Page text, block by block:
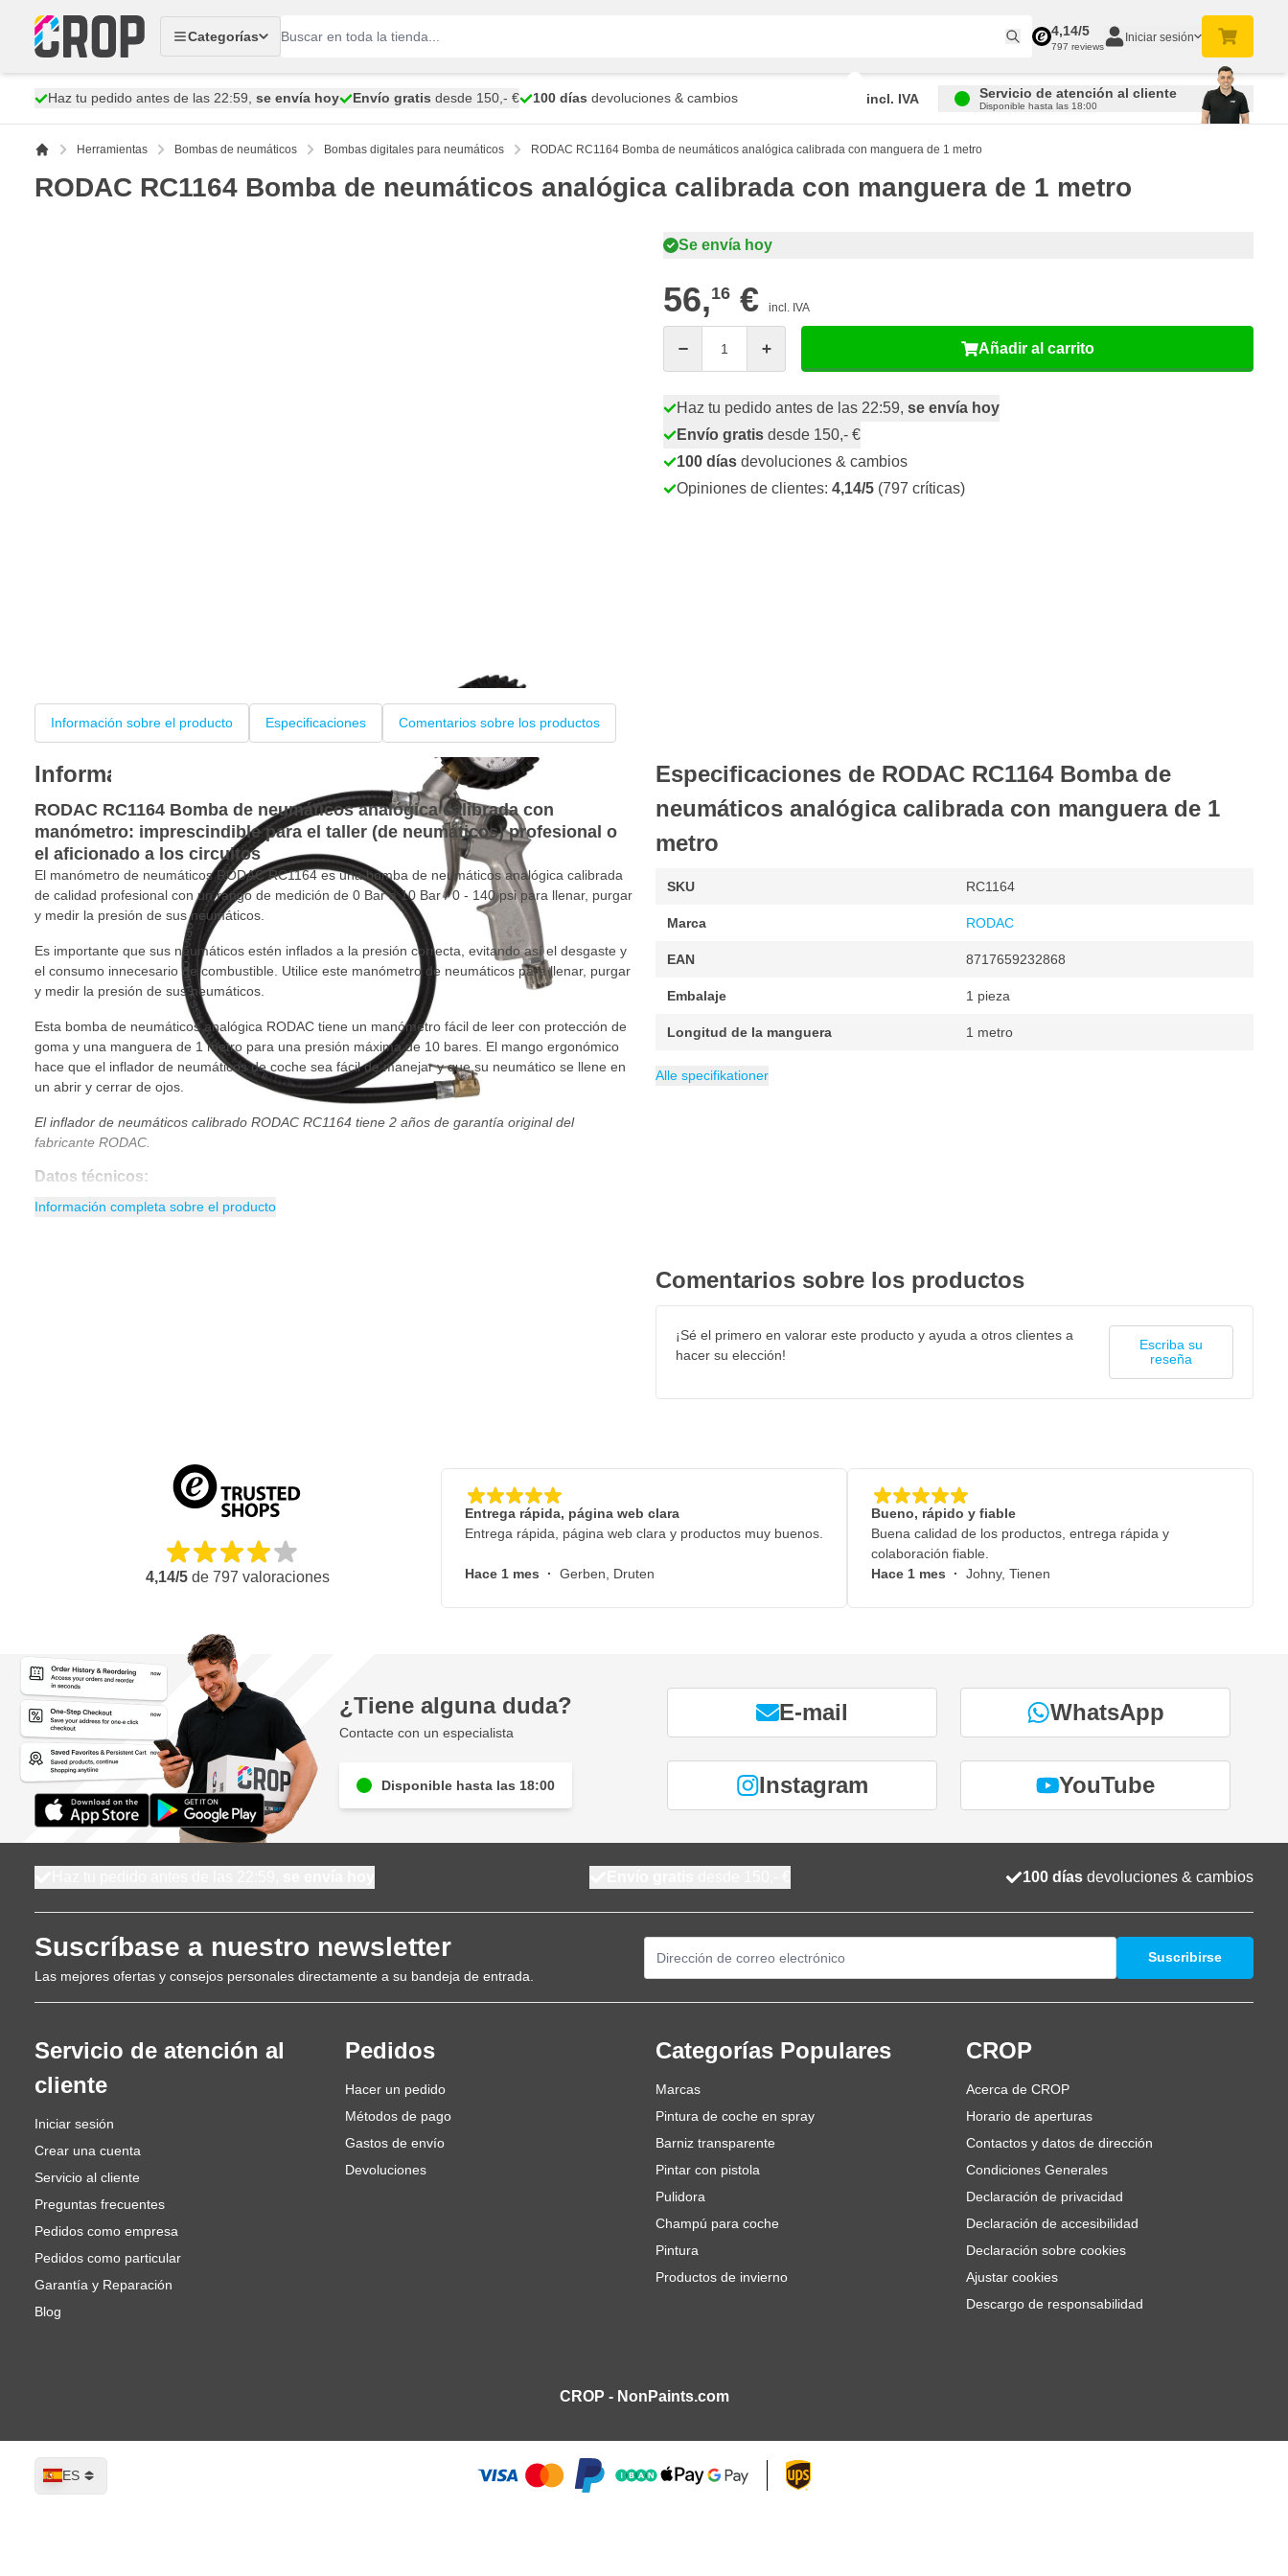
Categorías
4,14/5
797 reviews
Iniciar sesión
Haz tu pedido antes de las 22:59, se envía hoy Envío gratis desde 150,- € 100 días devoluciones & cambios incl. IVA Servicio de atención al cliente
Disponible hasta las 18:00
Herramientas Bombas de neumáticos Bombas digitales para neumáticos RODAC RC1164 Bomba de neumáticos analógica calibrada con manguera de 1 metro
RODAC RC1164 Bomba de neumáticos analógica calibrada con manguera de 1 metro
Se envía hoy
56,16 € incl. IVA
Añadir al carrito
Haz tu pedido antes de las 22:59, se envía hoy
Envío gratis desde 150,- €
100 días devoluciones & cambios
Opiniones de clientes: 4,14/5 (797 críticas)
Información sobre el producto Especificaciones Comentarios sobre los productos
Información sobre el producto
RODAC RC1164 Bomba de neumáticos analógica calibrada con
manómetro: imprescindible para el taller (de neumáticos) profesional o
el aficionado a los circuitos
El manómetro de neumáticos RODAC RC1164 es una bomba de neumáticos analógica calibrada
de calidad profesional con un rango de medición de 0 Bar a 10 Bar / 0 - 140 psi para llenar, purgar
y medir la presión de sus neumáticos.
Es importante que sus neumáticos estén inflados a la presión correcta, evitando así el desgaste y
el consumo innecesario de combustible. Utilice este manómetro de neumáticos para llenar, purgar
y medir la presión de sus neumáticos.
Esta bomba de neumáticos analógica RODAC tiene un manómetro fácil de leer con protección de
goma y una manguera de 1 metro para una presión máxima de 10 bares. El mango ergonómico
hace que el inflador de neumáticos de coche sea fácil de manejar y que su neumático se llene en
un abrir y cerrar de ojos.
El inflador de neumáticos calibrado RODAC RC1164 tiene 2 años de garantía original del
fabricante RODAC.
Datos técnicos:
Conexión de aire BSP: 1/4
Garantía: 24 meses
Información completa sobre el producto
Especificaciones de RODAC RC1164 Bomba de
neumáticos analógica calibrada con manguera de 1
metro
SKU RC1164
Marca RODAC
EAN 8717659232868
Embalaje 1 pieza
Longitud de la manguera 1 metro
Categoría
Alle specifikationer
Comentarios sobre los productos
¡Sé el primero en valorar este producto y ayuda a otros clientes a
hacer su elección!
Escriba su
reseña
4,14/5 de 797 valoraciones
Entrega rápida, página web clara
Entrega rápida, página web clara y productos muy buenos.
Hace 1 mes · Gerben, Druten
Bueno, rápido y fiable
Buena calidad de los productos, entrega rápida y
colaboración fiable.
Hace 1 mes · Johny, Tienen
¿Tiene alguna duda?
Contacte con un especialista
Disponible hasta las 18:00
E-mail WhatsApp
Instagram YouTube
100 días devoluciones & cambios
Suscríbase a nuestro newsletter
Las mejores ofertas y consejos personales directamente a su bandeja de entrada.
Suscribirse
Servicio de atención al
cliente
Iniciar sesión
Crear una cuenta
Servicio al cliente
Preguntas frecuentes
Pedidos como empresa
Pedidos como particular
Garantía y Reparación
Blog
Pedidos
Hacer un pedido
Métodos de pago
Gastos de envío
Devoluciones
Categorías Populares
Marcas
Pintura de coche en spray
Barniz transparente
Pintar con pistola
Pulidora
Champú para coche
Pintura
Productos de invierno
CROP
Acerca de CROP
Horario de aperturas
Contactos y datos de dirección
Condiciones Generales
Declaración de privacidad
Declaración de accesibilidad
Declaración sobre cookies
Ajustar cookies
Descargo de responsabilidad
CROP - NonPaints.com
Lenguaje
ES